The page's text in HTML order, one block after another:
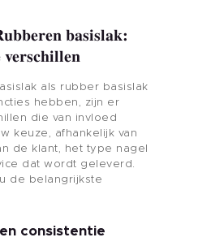
basislak:
als rubber basislak
hebben, zijn er
die van invloed
keuze, afhankelijk van
de klant, het type nagel
dat wordt geleverd.
de belangrijkste
consistentie